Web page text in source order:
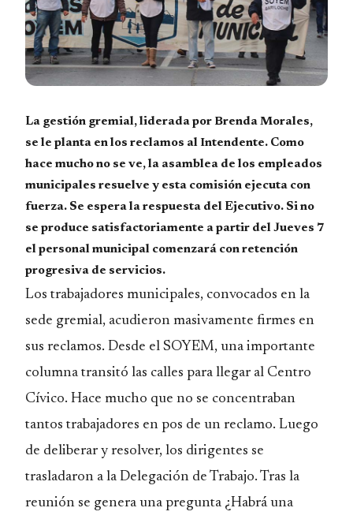
La gestión gremial, liderada por Brenda Morales,
se le planta en los reclamos al Intendente. Como
hace mucho no se ve, la asamblea de los empleados
municipales resuelve y esta comisión ejecuta con
fuerza. Se espera la respuesta del Ejecutivo. Si no
se produce satisfactoriamente a partir del Jueves 7
el personal municipal comenzará con retención
progresiva de servicios.
Los trabajadores municipales, convocados en la
sede gremial, acudieron masivamente firmes en
sus reclamos. Desde el SOYEM, una importante
columna transitó las calles para llegar al Centro
Cívico. Hace mucho que no se concentraban
tantos trabajadores en pos de un reclamo. Luego
de deliberar y resolver, los dirigentes se
trasladaron a la Delegación de Trabajo. Tras la
reunión se genera una pregunta ¿Habrá una